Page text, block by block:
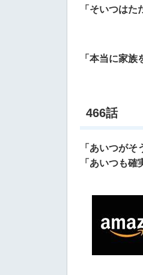
「そいつは
「本当に家
466話
「あいつが
「あいつも確